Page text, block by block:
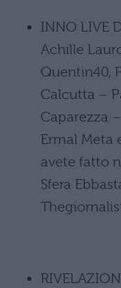
INNO LIVE
Achille
Quentin40,
Calcutta –
Caparezza
Ermal Meta
avete fatto
Sfera